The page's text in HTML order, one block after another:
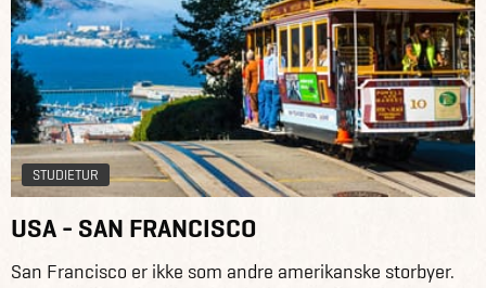
STUDIETUR
USA - SAN FRANCISCO
San Francisco er ikke som andre amerikanske storbyer.